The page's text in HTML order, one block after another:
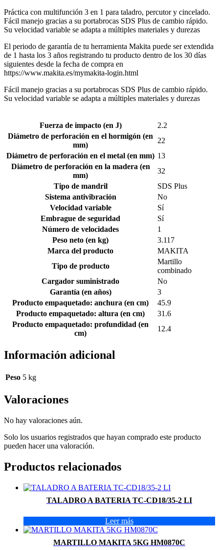
Práctica con multifunción 3 en 1 para taladro, percutor y cincelado.
Fácil manejo gracias a su portabrocas SDS Plus de cambio rápido.
Su velocidad variable se adapta a múltiples materiales y durezas
El periodo de garantía de tu herramienta Makita puede ser extendida
de 1 hasta los 3 años registrando tu producto dentro de los 30 días
siguientes desde la fecha de compra en
https://www.makita.es/mymakita-login.html
Fácil manejo gracias a su portabrocas SDS Plus de cambio rápido.
Su velocidad variable se adapta a múltiples materiales y durezas
Fuerza de impacto (en J)
2.2
Diámetro de perforación en el hormigón (en
mm)
22
Diámetro de perforación en el metal (en mm) 13
Diámetro de perforación en la madera (en
mm)
32
Tipo de mandril
SDS Plus
Sistema antivibración
No
Velocidad variable
Sí
Embrague de seguridad
Sí
Número de velocidades
1
Peso neto (en kg)
3.117
Marca del producto
MAKITA
Tipo de producto
Martillo
combinado
Cargador suministrado
No
Garantía (en años)
3
Producto empaquetado: anchura (en cm)
45.9
Producto empaquetado: altura (en cm)
31.6
Producto empaquetado: profundidad (en
cm)
12.4
Información adicional
Peso 5 kg
Valoraciones
No hay valoraciones aún.
Solo los usuarios registrados que hayan comprado este producto
pueden hacer una valoración.
Productos relacionados
TALADRO A BATERIA TC-CD18/35-2 LI
Leer más
MARTILLO MAKITA 5KG HM0870C